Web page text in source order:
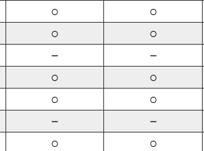
○ ○
○ ○
－ －
○ ○
○ ○
－ －
○ ○